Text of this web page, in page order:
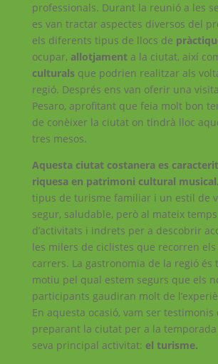
professionals. Durant la reunió a les
es van tractar aspectes diversos del
els diferents tipus de llocs de
ocupar, allotjamenta la ciutat, així
culturalsque podrien realitzar als
regió. Després ens van oferir una
Pesaro, aprofitant que feia molt bon
de conèixer la ciutat on tindrà lloc
tres mesos.
Aquesta ciutat costanera es
riquesa en patrimoni cultural musical.
tipus de turisme familiar i un estil de
segur, saludable, però al mateix
d’activitats i indrets per a descobrir
les milers de ciclistes que recorren els
carrers. La gastronomia de la regió és
motiu pel qual estem segurs que els
participants gaudiran molt de
En aquesta ocasió, vam ser testimonis
preparant la ciutat per a la
seva principal activitat: el turisme.